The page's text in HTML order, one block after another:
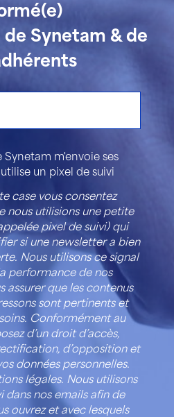
Synetam & de
Consentement
Synetam m'envoie ses
un pixel de suivi
case vous consentez
nous utilisions une petite
pixel de suivi) qui
si une newsletter a bien
Nous utilisons ce signal
performance de nos
assurer que les contenus
sont pertinents et
Conformément au
d’un droit d’accès,
d’opposition et
données personnelles.
légales. Nous utilisons
dans nos emails afin de
ouvrez et avec lesquels